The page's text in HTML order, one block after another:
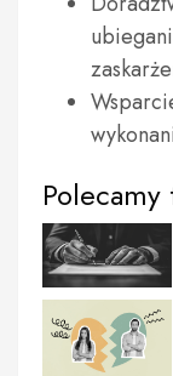
Polecamy